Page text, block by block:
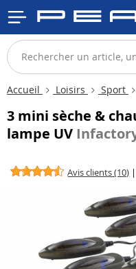
Accueil Loisirs Sport
3 mini sèche &
lampe UV
Avis clients (10)